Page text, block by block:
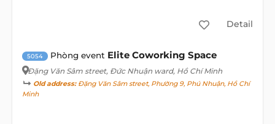
Detail
5054 Phòng event Elite Coworking Space
Đặng Văn Sâm street, Đức Nhuận ward, Hồ Chí Minh
Old address:Đặng Văn Sâm street, Phường 9, Phú Nhuận, Hồ Chí
Minh